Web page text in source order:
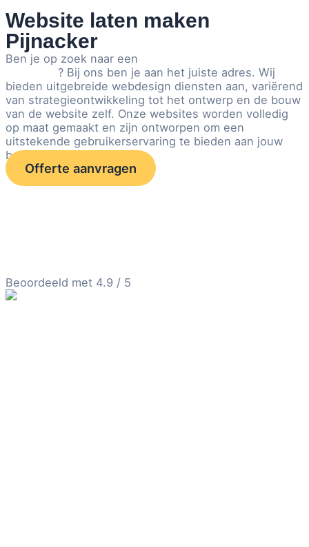
Website laten maken
Pijnacker
Ben je op zoek naar een
? Bij ons ben je aan het juiste adres. Wij
bieden uitgebreide webdesign diensten aan, variërend
van strategieontwikkeling tot het ontwerp en de bouw
van de website zelf. Onze websites worden volledig
op maat gemaakt en zijn ontworpen om een
uitstekende gebruikerservaring te bieden aan jouw
bezoekers.
Offerte aanvragen
Beoordeeld met 4.9 / 5